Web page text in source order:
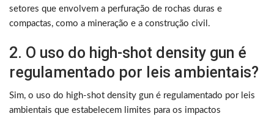
setores que envolvem a perfuração de rochas duras e
compactas, como a mineração e a construção civil.
2. O uso do high-shot density gun é
regulamentado por leis ambientais?
Sim, o uso do high-shot density gun é regulamentado por leis
ambientais que estabelecem limites para os impactos